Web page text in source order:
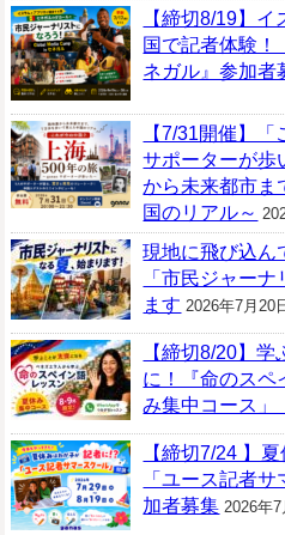
【締切8/19】
国で記者体験！
ネガル』参加者
【7/31開催】
サポーターが歩
から未来都市ま
国のリアル～
現地に飛び込ん
「市民ジャー
ます 2026年7月20
【締切8/20】
に！『命のスペ
み集中コース」
【締切7/24 】
「ユース記者
加者募集 2026年7